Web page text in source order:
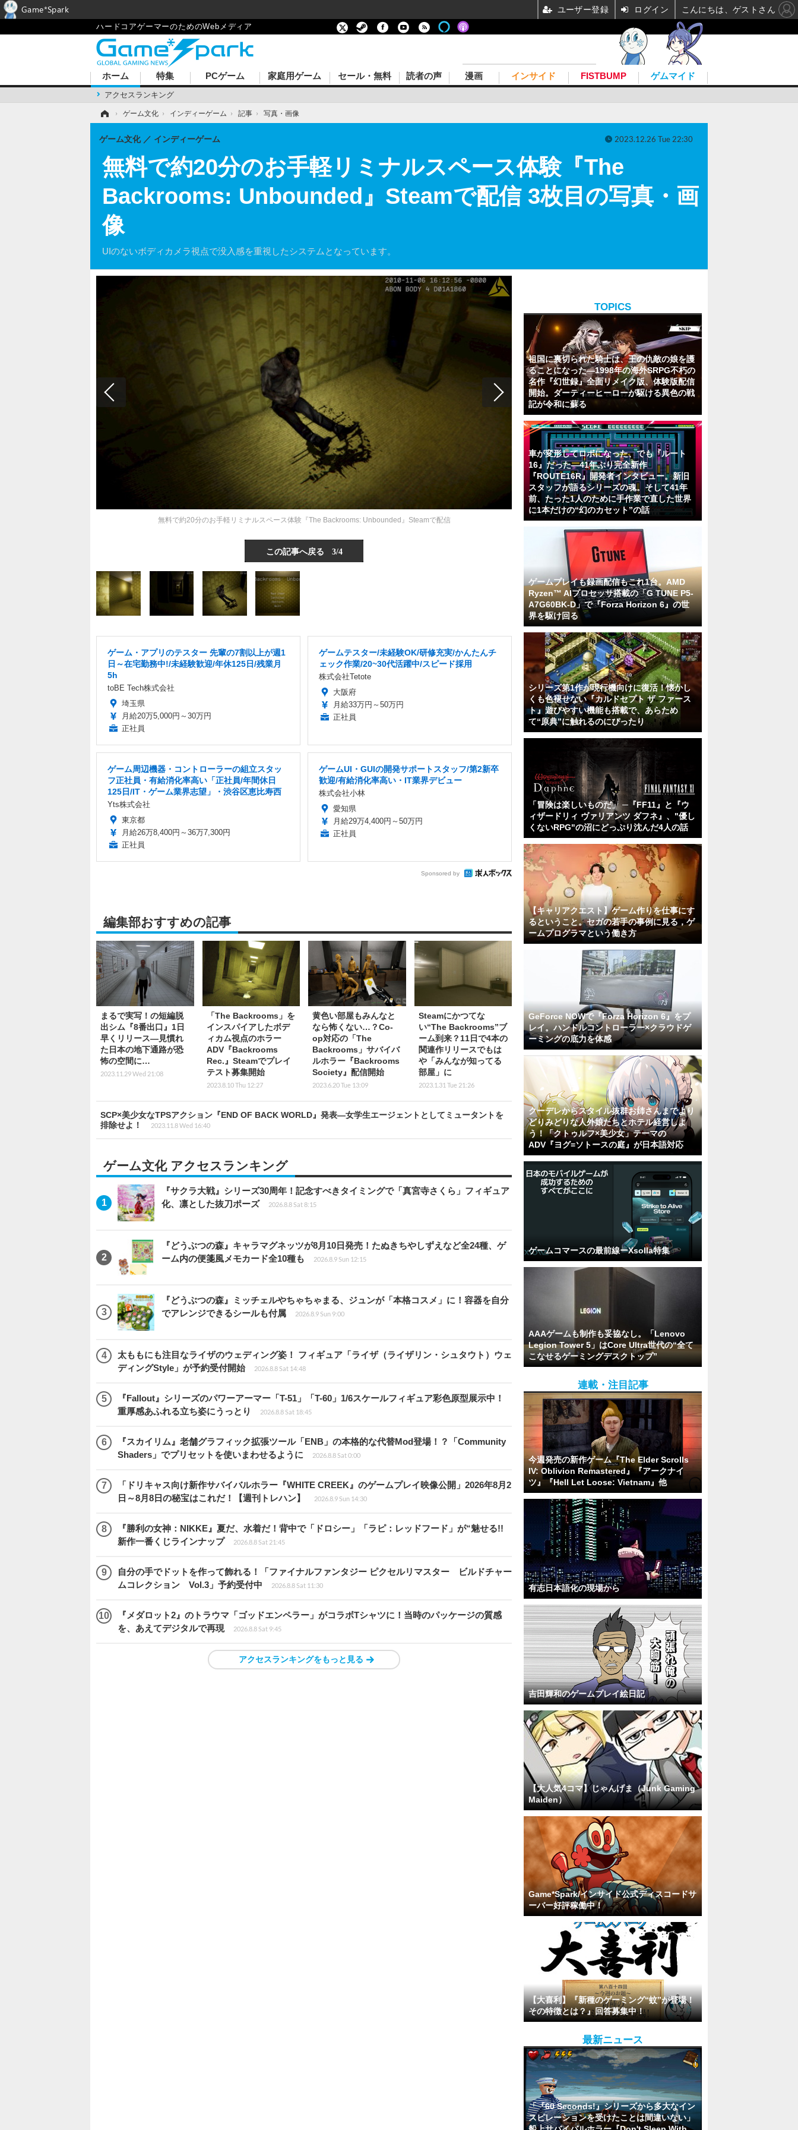
ハードコアゲーマーのためのWebメディア
ホーム
アクセスランキング
特集 PCゲーム 家庭用ゲーム セール・無料 読者の声 漫画 インサイド FISTBUMP ゲムマイド
› ゲーム文化 › インディーゲーム › 記事 › 写真・画像
無料で約20分のお手軽リミナルスペース体験『The
Backrooms: Unbounded』Steamで配信 3枚目の写真・画
像
UIのないボディカメラ視点で没入感を重視したシステムとなっています。
ゲーム文化 インディーゲーム 2023.12.26 Tue 22:30
無料で約20分のお手軽リミナルスペース体験『The Backrooms: Unbounded』Steamで配信
この記事へ戻る 3/4
ゲーム・アプリのテスター 先輩の7割以上が週1
日～在宅勤務中!/未経験歓迎/年休125日/残業月
5h
toBE Tech株式会社
埼玉県
月給20万5,000円～30万円
正社員
ゲームテスター/未経験OK/研修充実/かんたんチ
ェック作業/20~30代活躍中/スピード採用
株式会社Tetote
大阪府
月給33万円～50万円
正社員
ゲーム周辺機器・コントローラーの組立スタッ
フ正社員・有給消化率高い「正社員/年間休日
125日/IT・ゲーム業界志望」・渋谷区恵比寿西
Yts株式会社
東京都
月給26万8,400円～36万7,300円
正社員
ゲームUI・GUIの開発サポートスタッフ/第2新卒
歓迎/有給消化率高い・IT業界デビュー
株式会社小林
愛知県
月給29万4,400円～50万円
正社員
Sponsored by
編集部おすすめの記事
まるで実写！の短編脱
出シム『8番出口』1日
早くリリース―見慣れ
た日本の地下通路が恐
怖の空間に…
2023.11.29 Wed 21:08
「The Backrooms」を
インスパイアしたボデ
ィカム視点のホラー
ADV『Backrooms
Rec.』Steamでプレイ
テスト募集開始
2023.8.10 Thu 12:27
黄色い部屋もみんなと
なら怖くない…？Co-
op対応の「The
Backrooms」サバイバ
ルホラー『Backrooms
Society』配信開始
2023.6.20 Tue 13:09
Steamにかつてな
い“The Backrooms”ブ
ーム到来？11日で4本の
関連作リリースでもは
や「みんなが知ってる
部屋」に
2023.1.31 Tue 21:26
SCP×美少女なTPSアクション『END OF BACK WORLD』発表―女学生エージェントとしてミュータントを
排除せよ！
2023.11.8 Wed 16:40
ゲーム文化 アクセスランキング
『サクラ大戦』シリーズ30周年！記念すべきタイミングで「真宮寺さくら」フィギュア
化、凛とした抜刀ポーズ
2026.8.8 Sat 8:15
『どうぶつの森』キャラマグネッツが8月10日発売！たぬきちやしずえなど全24種、ゲ
ーム内の便箋風メモカード全10種も
2026.8.9 Sun 12:15
『どうぶつの森』ミッチェルやちゃちゃまる、ジュンが「本格コスメ」に！容器を自分
でアレンジできるシールも付属
2026.8.9 Sun 9:00
太ももにも注目なライザのウェディング姿！ フィギュア「ライザ（ライザリン・シュタウト）ウェ
ディングStyle」が予約受付開始
2026.8.8 Sat 14:48
『Fallout』シリーズのパワーアーマー「T-51」「T-60」1/6スケールフィギュア彩色原型展示中！
重厚感あふれる立ち姿にうっとり
2026.8.8 Sat 18:45
『スカイリム』老舗グラフィック拡張ツール「ENB」の本格的な代替Mod登場！？「Community
Shaders」でプリセットを使いまわせるように
2026.8.8 Sat 0:00
「ドリキャス向け新作サバイバルホラー『WHITE CREEK』のゲームプレイ映像公開」2026年8月2
日～8月8日の秘宝はこれだ！【週刊トレハン】
2026.8.9 Sun 14:30
『勝利の女神：NIKKE』夏だ、水着だ！背中で「ドロシー」「ラピ：レッドフード」が“魅せる!!
新作一番くじラインナップ
2026.8.8 Sat 21:45
自分の手でドットを作って飾れる！「ファイナルファンタジー ピクセルリマスター ビルドチャー
ムコレクション Vol.3」予約受付中
2026.8.8 Sat 11:30
『メダロット2』のトラウマ「ゴッドエンペラー」がコラボTシャツに！当時のパッケージの質感
を、あえてデジタルで再現
2026.8.8 Sat 9:45
アクセスランキングをもっと見る
TOPICS
祖国に裏切られた騎士は、王の仇敵の娘を護
ることになった―1998年の海外SRPG不朽の
名作『幻世録』全面リメイク版、体験版配信
開始。ダーティーヒーローが駆ける異色の戦
記が令和に蘇る
車が変形してロボになった、でも『ルート
16』だった―41年ぶり完全新作
『ROUTE16R』開発者インタビュー。新旧
スタッフが語るシリーズの魂。そして41年
前、たった1人のために手作業で直した世界
に1本だけの“幻のカセット”の話
ゲームプレイも録画配信もこれ1台。AMD
Ryzen™ AIプロセッサ搭載の「G TUNE P5-
A7G60BK-D」で『Forza Horizon 6』の世
界を駆け回る
シリーズ第1作が現行機向けに復活！懐かし
くも色褪せない『カルドセプト ザ ファース
ト』遊びやすい機能も搭載で、あらため
て“原典”に触れるのにぴったり
「冒険は楽しいものだ」 ─『FF11』と『ウ
ィザードリィ ヴァリアンツ ダフネ』、"優し
くないRPG"の沼にどっぷり沈んだ4人の話
【キャリアクエスト】ゲーム作りを仕事にす
るということ。セガの若手の事例に見る，ゲ
ームプログラマという働き方
GeForce NOWで『Forza Horizon 6』をプ
レイ。ハンドルコントローラー×クラウドゲ
ーミングの底力を体感
クーデレからスタイル抜群お姉さんまでより
どりみどりな人外娘たちとホテル経営しよ
う！「クトゥルフ×美少女」テーマの
ADV『ヨグ=ソトースの庭』が日本語対応
ゲームコマースの最前線ーXsolla特集
AAAゲームも制作も妥協なし。「Lenovo
Legion Tower 5」はCore Ultra世代の“全て
こなせるゲーミングデスクトップ”
連載・注目記事
今週発売の新作ゲーム『The Elder Scrolls
IV: Oblivion Remastered』『アークナイ
ツ』『Hell Let Loose: Vietnam』他
有志日本語化の現場から
吉田輝和のゲームプレイ絵日記
【大人気4コマ】じゃんげま（Junk Gaming
Maiden）
Game*Spark/インサイド公式ディスコードサ
ーバー好評稼働中！
【大喜利】『新種のゲーミング“蚊”が登場！
その特徴とは？』回答募集中！
最新ニュース
「『60 Seconds!』シリーズから多大なイン
スピレーションを受けたことは間違いない」
Game*Spark ユーザー登録 ログイン こんにちは、ゲストさん